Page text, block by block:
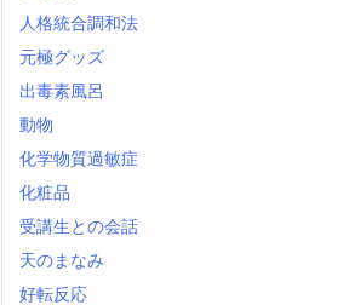
人格統合調和法
元極グッズ
出毒素風呂
動物
化学物質過敏症
化粧品
受講生との会話
天のまなみ
好転反応